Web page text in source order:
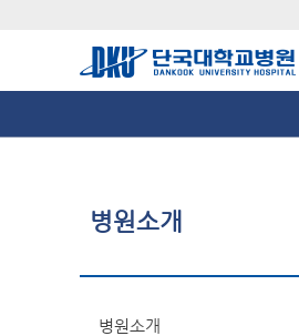
병원소개
병원소개